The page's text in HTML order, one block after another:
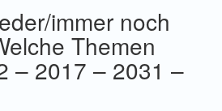
immer noch
Themen
– 2017 – 2031 –